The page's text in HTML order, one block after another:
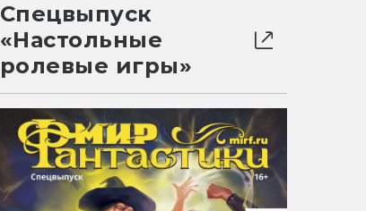
Спецвыпуск
«Настольные
ролевые игры»